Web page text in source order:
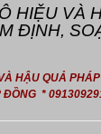
HIỆU VÀ
ĐỊNH,
HẬU QUẢ
ĐỒNG *